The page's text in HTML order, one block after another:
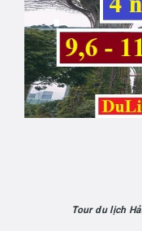
Tour du lịch